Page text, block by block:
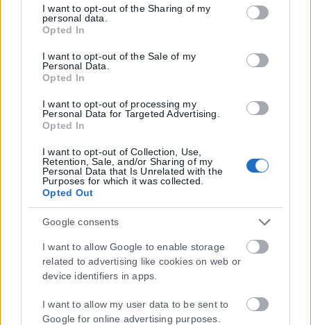
but not limited to your visit or usage behaviour. You may
click to grant or deny consent to Google and its third-party
tags to use your data for below specified purposes in below
Google consent section.
I want to opt-out of the Sharing of my
personal data.
Opted In
I want to opt-out of the Sale of my
Personal Data.
Opted In
I want to opt-out of processing my
Personal Data for Targeted Advertising.
Opted In
I want to opt-out of Collection, Use,
Retention, Sale, and/or Sharing of my
Personal Data that Is Unrelated with the
Purposes for which it was collected.
Opted Out
Google consents
I want to allow Google to enable storage
related to advertising like cookies on web or
device identifiers in apps.
I want to allow my user data to be sent to
Google for online advertising purposes.